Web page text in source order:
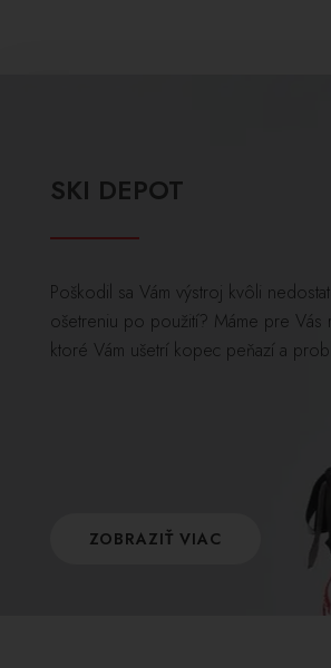
SKI DEPOT
Poškodil sa Vám výstroj kvôli
ošetreniu po použití? Máme pre Vás
ktoré Vám ušetrí kopec peňazí a
ZOBRAZIŤ VIAC